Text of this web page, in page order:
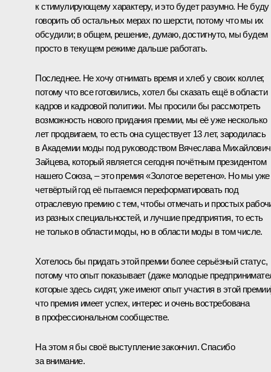
к стимулирующему характеру, и это будет разумно. Не буду
говорить об остальных мерах по шерсти, потому что мы их
обсудили; в общем, решение, думаю, достигнуто, мы будем
просто в текущем режиме дальше работать.
Последнее. Не хочу отнимать время и хлеб у своих коллег,
потому что все готовились, хотел бы сказать ещё в области
кадров и кадровой политики. Мы просили бы рассмотреть
возможность нового придания премии, мы её уже несколько
лет продвигаем, то есть она существует 13 лет, зародилась
в Академии моды под руководством Вячеслава
Зайцева, который является сегодня почётным президентом
нашего Союза, – это премия «Золотое веретено». Но мы уже
четвёртый год её пытаемся переформатировать под
отраслевую премию с тем, чтобы отмечать и простых
из разных специальностей, и лучшие предприятия, то есть
не только в области моды, но в области моды в том числе.
Хотелось бы придать этой премии более серьёзный статус,
потому что опыт показывает (даже молодые
которые здесь сидят, уже имеют опыт участия в этой
что премия имеет успех, интерес и очень востребована
в профессиональном сообществе.
На этом я бы своё выступление закончил. Спасибо
за внимание.